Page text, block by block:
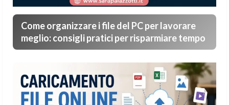
Come organizzare i file del PC per lavorare
meglio: consigli pratici per risparmiare tempo